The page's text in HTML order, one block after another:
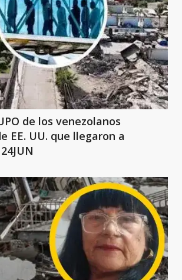
de los venezolanos
EE. UU. que llegaron a